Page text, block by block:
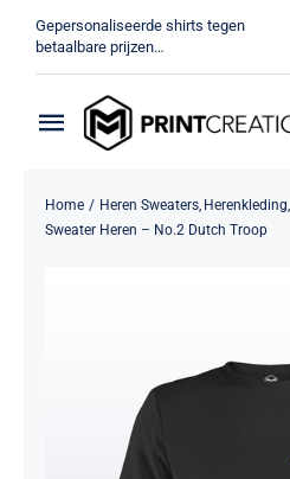
naar
inhoud
Gepersonaliseerde shirts tegen
betaalbare prijzen…
Toggle
Home
MV Print Creations
Home Heren Sweaters Herenkleding
Sweater Heren – No.2 Dutch Troop